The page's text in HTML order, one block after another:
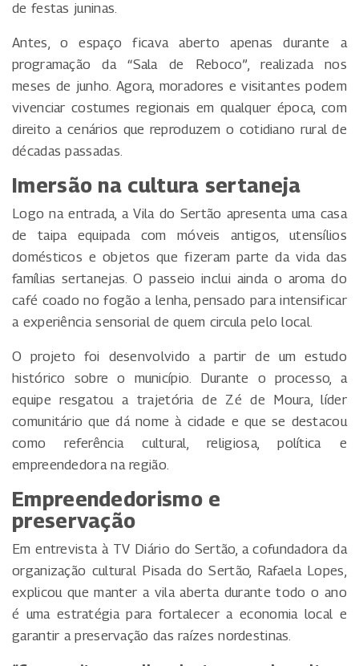
de festas juninas.
Antes, o espaço ficava aberto apenas durante a
programação da “Sala de Reboco”, realizada nos
meses de junho. Agora, moradores e visitantes podem
vivenciar costumes regionais em qualquer época, com
direito a cenários que reproduzem o cotidiano rural de
décadas passadas.
Imersão na cultura sertaneja
Logo na entrada, a Vila do Sertão apresenta uma casa
de taipa equipada com móveis antigos, utensílios
domésticos e objetos que fizeram parte da vida das
famílias sertanejas. O passeio inclui ainda o aroma do
café coado no fogão a lenha, pensado para intensificar
a experiência sensorial de quem circula pelo local.
O projeto foi desenvolvido a partir de um estudo
histórico sobre o município. Durante o processo, a
equipe resgatou a trajetória de Zé de Moura, líder
comunitário que dá nome à cidade e que se destacou
como referência cultural, religiosa, política e
empreendedora na região.
Empreendedorismo e
preservação
Em entrevista à TV Diário do Sertão, a cofundadora da
organização cultural Pisada do Sertão, Rafaela Lopes,
explicou que manter a vila aberta durante todo o ano
é uma estratégia para fortalecer a economia local e
garantir a preservação das raízes nordestinas.